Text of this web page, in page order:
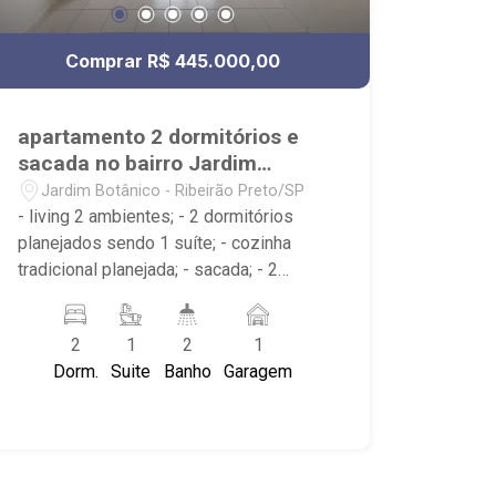
Comprar R$ 445.000,00
apartamento 2 dormitórios e
sacada no bairro Jardim
Botânico para venda
Jardim Botânico - Ribeirão Preto/SP
- living 2 ambientes; - 2 dormitórios
planejados sendo 1 suíte; - cozinha
tradicional planejada; - sacada; - 2
espelho; - 1 vaga de garagem; - área de
serviço com armários; - Condomínio
com piscina, salão de festas,
2
Dorm.
1
Suite
2
Banho
1
Garagem